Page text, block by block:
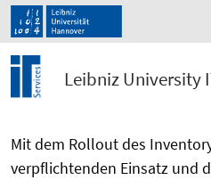
Leibniz University
Mit dem Rollout des
verpflichtenden Einsatz und